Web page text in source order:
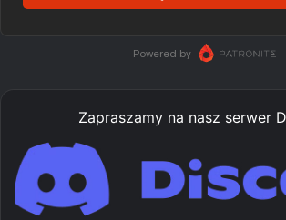
Zapraszamy na nasz serwer